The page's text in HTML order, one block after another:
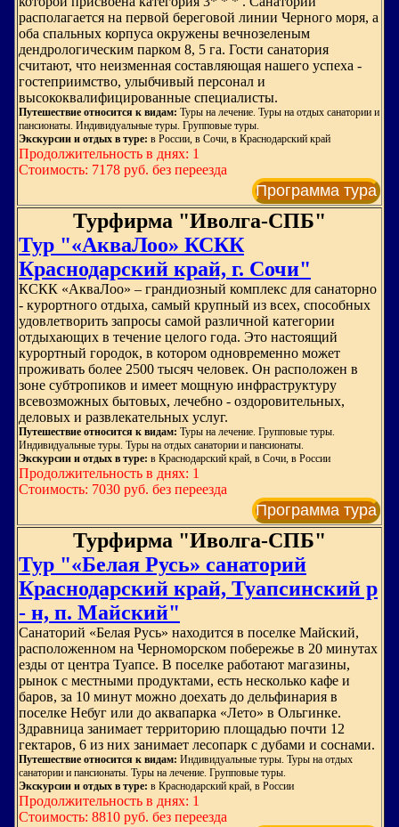
располагается на первой береговой линии Черного моря, а
оба спальных корпуса окружены вечнозеленым
дендрологическим парком 8, 5 га. Гости санатория
считают, что неизменная составляющая нашего успеха -
гостеприимство, улыбчивый персонал и
высококвалифицированные специалисты.
Путешествие относится к видам: Туры на лечение. Туры на отдых санатории и
пансионаты. Индивидуальные туры. Групповые туры.
Экскурсии и отдых в туре: в России, в Сочи, в Краснодарский край
Продолжительность в днях: 1
Стоимость: 7178 руб. без переезда
Программа тура
Турфирма "Иволга-СПБ"
Тур "«АкваЛоо» КСКК
Краснодарский край, г. Сочи"
КСКК «АкваЛоо» – грандиозный комплекс для санаторно
- курортного отдыха, самый крупный из всех, способных
удовлетворить запросы самой различной категории
отдыхающих в течение целого года. Это настоящий
курортный городок, в котором одновременно может
проживать более 2500 тысяч человек. Он расположен в
зоне субтропиков и имеет мощную инфраструктуру
всевозможных бытовых, лечебно - оздоровительных,
деловых и развлекательных услуг.
Путешествие относится к видам: Туры на лечение. Групповые туры.
Индивидуальные туры. Туры на отдых санатории и пансионаты.
Экскурсии и отдых в туре: в Краснодарский край, в Сочи, в России
Продолжительность в днях: 1
Стоимость: 7030 руб. без переезда
Программа тура
Турфирма "Иволга-СПБ"
Тур "«Белая Русь» санаторий
Краснодарский край, Туапсинский р
- н, п. Майский"
Санаторий «Белая Русь» находится в поселке Майский,
расположенном на Черноморском побережье в 20 минутах
езды от центра Туапсе. В поселке работают магазины,
рынок с местными продуктами, есть несколько кафе и
баров, за 10 минут можно доехать до дельфинария в
поселке Небуг или до аквапарка «Лето» в Ольгинке.
Здравница занимает территорию площадью почти 12
гектаров, 6 из них занимает лесопарк с дубами и соснами.
Путешествие относится к видам: Индивидуальные туры. Туры на отдых
санатории и пансионаты. Туры на лечение. Групповые туры.
Экскурсии и отдых в туре: в Краснодарский край, в России
Продолжительность в днях: 1
Стоимость: 8810 руб. без переезда